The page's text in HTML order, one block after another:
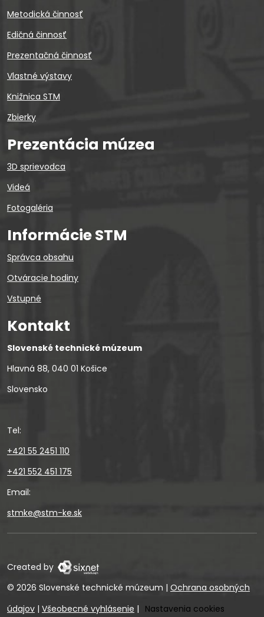
Metodická činnosť
Edičná činnosť
Prezentačná činnosť
Vlastné výstavy
Knižnica STM
Zbierky
Prezentácia múzea
3D sprievodca
Videá
Fotogaléria
Informácie STM
Správca obsahu
Otváracie hodiny
Vstupné
Kontakt
Slovenské technické múzeum
Hlavná 88, 040 01 Košice
Slovensko
Tel:
+421 55 2451 110
+421 552 451 175
Email:
stmke@stm-ke.sk
Created by
© 2026 Slovenské technické múzeum | Ochrana osobných
údajov | Všeobecné vyhlásenie | Nastavenia cookies